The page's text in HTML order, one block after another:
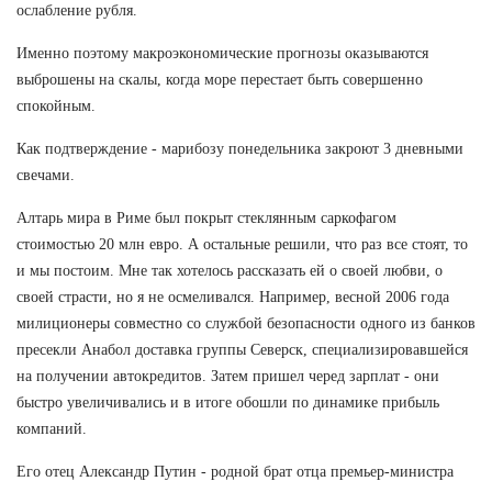
ослабление рубля.
Именно поэтому макроэкономические прогнозы оказываются
выброшены на скалы, когда море перестает быть совершенно
спокойным.
Как подтверждение - марибозу понедельника закроют 3 дневными
свечами.
Алтарь мира в Риме был покрыт стеклянным саркофагом
стоимостью 20 млн евро. А остальные решили, что раз все стоят, то
и мы постоим. Мне так хотелось рассказать ей о своей любви, о
своей страсти, но я не осмеливался. Например, весной 2006 года
милиционеры совместно со службой безопасности одного из банков
пресекли Анабол доставка группы Северск, специализировавшейся
на получении автокредитов. Затем пришел черед зарплат - они
быстро увеличивались и в итоге обошли по динамике прибыль
компаний.
Его отец Александр Путин - родной брат отца премьер-министра